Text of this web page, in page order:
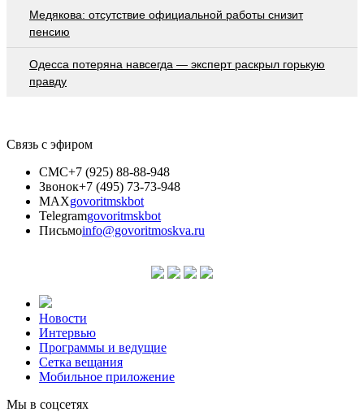
Медякова: отсутствие официальной работы снизит
пенсию
Oдecca пoтeрянa нaвceгдa — экcпeрт рacкрыл гoрькую
прaвду
Связь с эфиром
СМС+7 (925) 88-88-948
Звонок+7 (495) 73-73-948
MAXgovoritmskbot
Telegramgovoritmskbot
Письмоinfo@govoritmoskva.ru
Новости
Интервью
Программы и ведущие
Сетка вещания
Мобильное приложение
Мы в соцсетях